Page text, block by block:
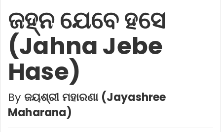
ଜହ୍ନ ଯେବେ ହସେ
(Jahna Jebe
Hase)
By ଜୟଶ୍ରୀ ମହାରଣା (Jayashree
Maharana)